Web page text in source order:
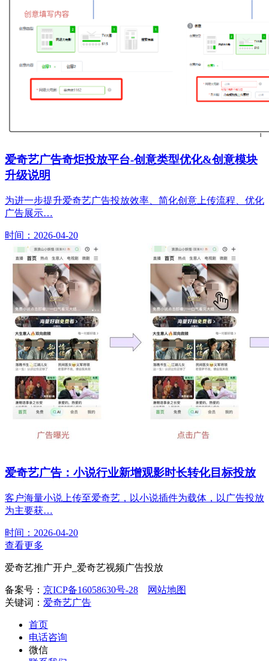
爱奇艺广告奇炬投放平台-创意类型优化&创意模块
升级说明
为进一步提升爱奇艺广告投放效率、简化创意上传流程、优化
广告展示…
时间：2026-04-20
爱奇艺广告：小说行业新增观影时长转化目标投放
客户海量小说上传至爱奇艺，以小说插件为载体，以广告投放
为主要获…
时间：2026-04-20
查看更多
爱奇艺推广开户_爱奇艺视频广告投放
备案号： 京ICP备16058630号-28
网站地图
关键词： 爱奇艺广告
首页
电话咨询
微信